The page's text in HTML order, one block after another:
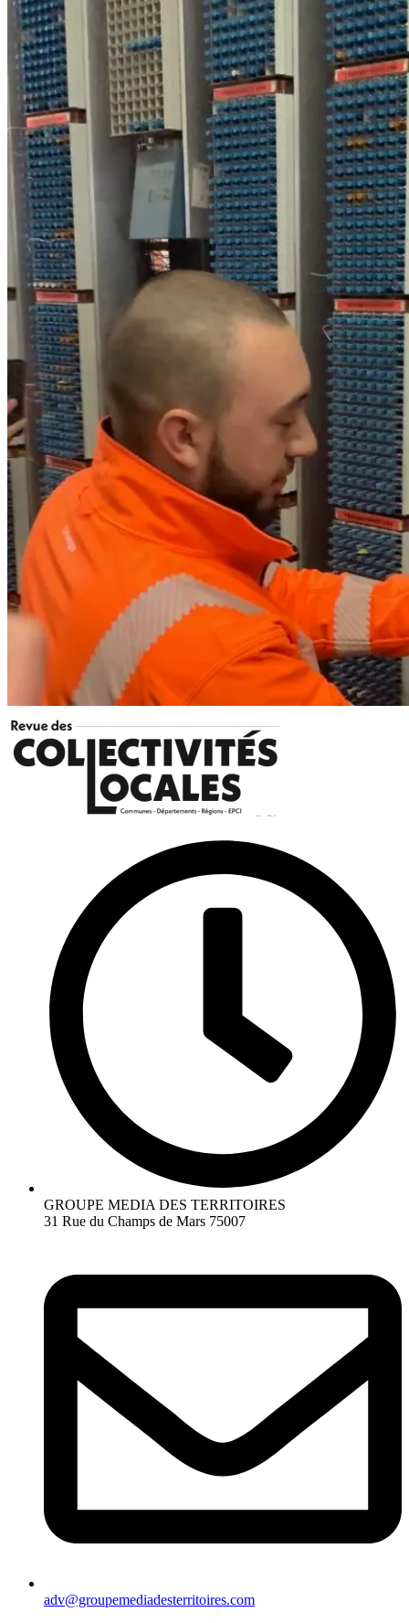
GROUPE MEDIA DES TERRITOIRES
31 Rue du Champs de Mars 75007
adv@groupemediadesterritoires.com